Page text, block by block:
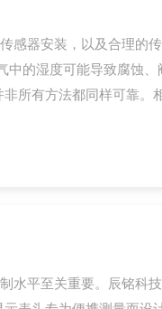
器安装，以及合理的
的湿度可能导致腐蚀
所有方法都同样可靠。
平至关重要。辰铭科